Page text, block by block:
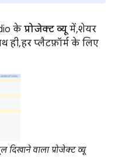
के प्रोजेक्ट व्यूमें, शेयर
ही, हर प्लैटफ़ॉर्म के लिए
वाला प्रोजेक्ट व्यू